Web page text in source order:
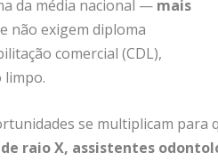
da média nacional — mais
não exigem diploma
comercial (CDL),
limpo.
se multiplicam para
raio X, assistentes